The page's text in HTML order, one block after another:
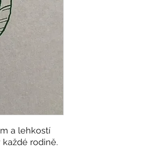
a lehkostí
rodině.